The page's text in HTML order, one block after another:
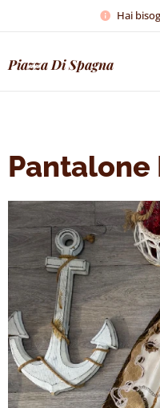
Hai
Piazza Di Spagna
Pantalone